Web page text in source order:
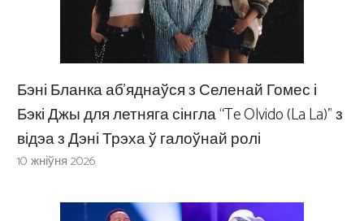
Бэні Бланка аб’яднаўся з Селенай Гомес і
Бэкі Джы для летняга сінгла “Te Olvido (La La)” з
відэа з Дэні Трэха ў галоўнай ролі
10 жніўня 2026